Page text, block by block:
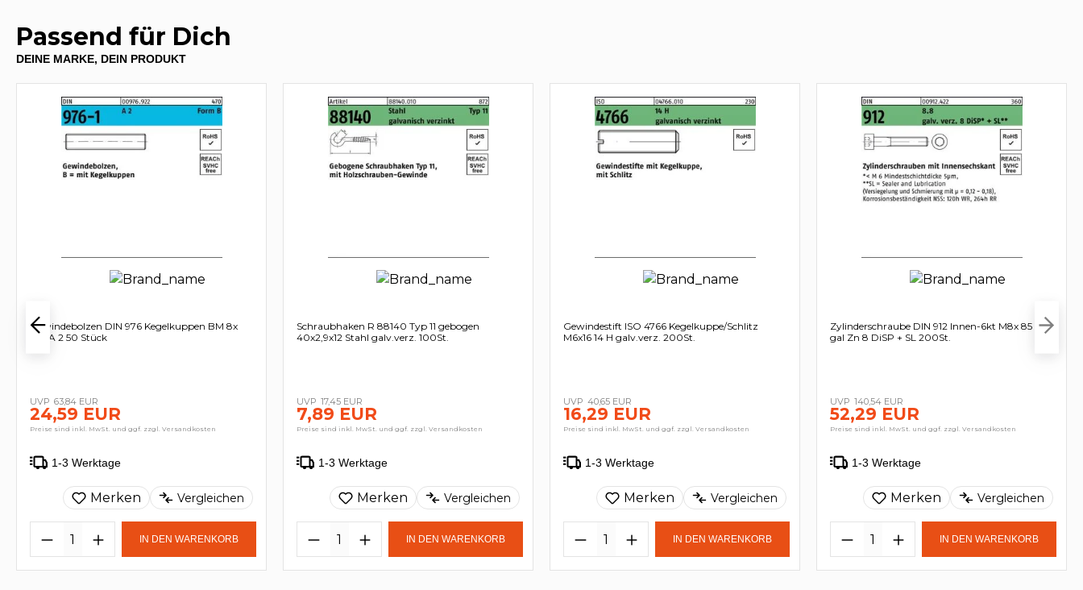
Passend für Dich
DEINE MARKE, DEIN PRODUKT
Gewindebolzen DIN 976 Kegelkuppen BM 8x
160 A 2 50 Stück
63,84 EUR
24,59 EUR
Preise sind inkl. MwSt. und ggf. zzgl. Versandkosten
1-3 Werktage
Merken Vergleichen
IN DEN WARENKORB
Schraubhaken R 88140 Typ 11 gebogen
40x2,9x12 Stahl galv.verz. 100St.
17,45 EUR
7,89 EUR
Preise sind inkl. MwSt. und ggf. zzgl. Versandkosten
1-3 Werktage
Merken Vergleichen
IN DEN WARENKORB
Gewindestift ISO 4766 Kegelkuppe/Schlitz
M6x16 14 H galv.verz. 200St.
40,65 EUR
16,29 EUR
Preise sind inkl. MwSt. und ggf. zzgl. Versandkosten
1-3 Werktage
Merken Vergleichen
IN DEN WARENKORB
Zylinderschraube DIN 912 Innen-6kt M8x 85 8.8
gal Zn 8 DiSP + SL 200St.
140,54 EUR
52,29 EUR
Preise sind inkl. MwSt. und ggf. zzgl. Versandkosten
1-3 Werktage
Merken Vergleichen
IN DEN WARENKORB